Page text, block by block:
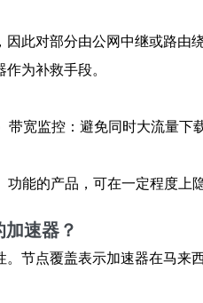
此对部分由公网中继或路
为补救手段。
宽监控：避免同时大流量
能的产品，可在一定程度上
速器？
节点覆盖表示加速器在马